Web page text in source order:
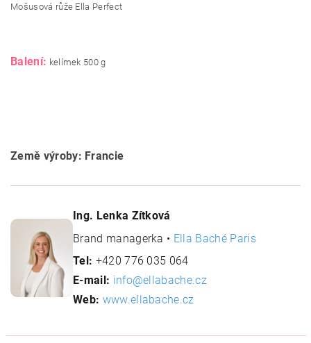
Mošusová růže Ella Perfect
Balení: kelímek 500 g
Země výroby: Francie
Ing. Lenka Zítková
Brand managerka • Ella Baché Paris
Tel: +420 776 035 064
E-mail: info@ellabache.cz
Web: www.ellabache.cz